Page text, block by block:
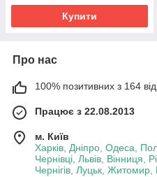
Купити
Про нас
100% позитивних з 164
Працює з 22.08.2013
м. Київ
Харків, Дніпро, Одеса,
Чернівці, Львів, Вінниця,
Чернігів, Луцьк, Житомир,